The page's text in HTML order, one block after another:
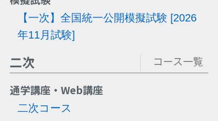
【一次】全国統一公開模擬試験 [2026
年11月試験]
二次
コース一覧
通学講座・Web講座
二次コース